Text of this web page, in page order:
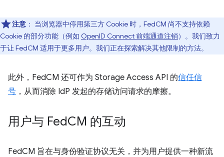
注意 ： 当浏览器中停用第三方 Cookie 时，FedCM 尚不支持依赖
Cookie 的部分功能（例如 OpenID Connect 前端通道注销）。我们致力
于让 FedCM 适用于更多用户。我们正在探索解决其他限制的方法。
此外，FedCM 还可作为 Storage Access API 的信任信
号 ，从而消除 IdP 发起的存储访问请求的摩擦。
用户与 FedCM 的互动
FedCM 旨在与身份验证协议无关，并为用户提供一种新流